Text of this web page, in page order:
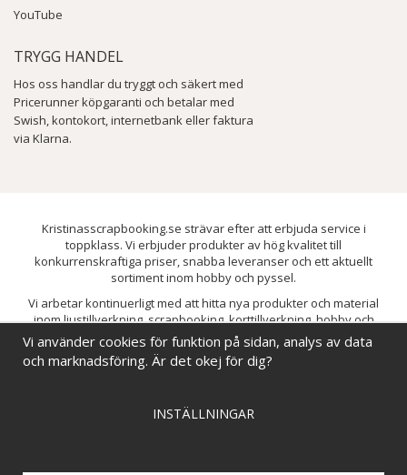
YouTube
TRYGG HANDEL
Hos oss handlar du tryggt och säkert med
Pricerunner köpgaranti och betalar med
Swish, kontokort, internetbank eller faktura
via Klarna.
Kristinasscrapbooking.se strävar efter att erbjuda service i
toppklass. Vi erbjuder produkter av hög kvalitet till
konkurrenskraftiga priser, snabba leveranser och ett aktuellt
sortiment inom hobby och pyssel.
Vi arbetar kontinuerligt med att hitta nya produkter och material
inom ljustillverkning, scrapbooking, korttillverkning, hobby och
pyssel. Målet är att bredda sortimentet och löpande förbättra och
utveckla vårt utbud, så att du alltid kan hitta det du behöver hos oss.
Vi använder cookies för funktion på sidan, analys av data
och marknadsföring. Är det okej för dig?
INSTÄLLNINGAR